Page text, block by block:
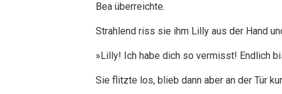
Bea überreichte.
Strahlend riss sie ihm Lilly aus der Hand
»Lilly! Ich habe dich so vermisst! Endlich
Sie flitzte los, blieb dann aber an der Tür